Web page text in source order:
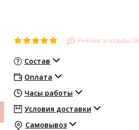
Рейтинг и отзывы (9)
Состав
Оплата
Часы работы
Условия доставки
Самовывоз